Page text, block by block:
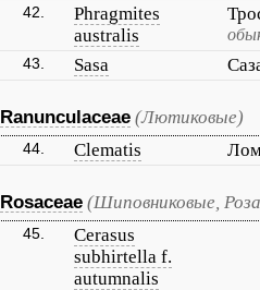
42.
Phragmites
australis
43. Sasa
Ranunculaceae (Лютиковые)
44. Clematis
Rosaceae (Шиповниковые,
45.
Cerasus
subhirtella f.
autumnalis